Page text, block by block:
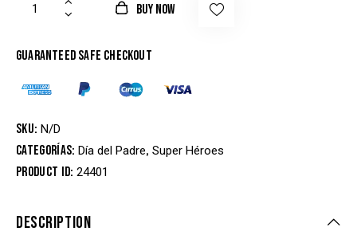
BUY NOW
Guaranteed safe checkout
SKU: N/D
Categorías:Día del Padre, Super Héroes
Product ID:24401
DESCRIPTION